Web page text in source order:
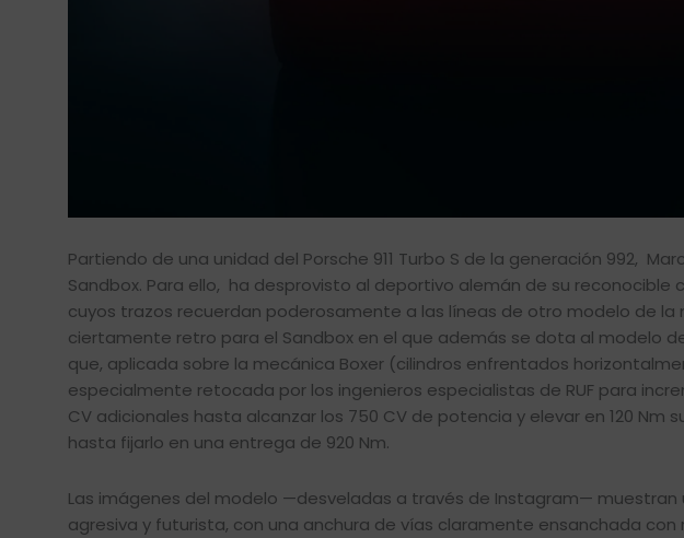
Partiendo de una unidad del Porsche 911 Turbo S de la generación 992,
Sandbox. Para ello, ha desprovisto al deportivo alemán de su reconocible
cuyos trazos recuerdan poderosamente a las líneas de otro modelo de la
ciertamente retro para el Sandbox en el que además se dota al modelo
que, aplicada sobre la mecánica Boxer (cilindros enfrentados
especialmente retocada por los ingenieros especialistas de RUF para
CV adicionales hasta alcanzar los 750 CV de potencia y elevar en 120 Nm
hasta fijarlo en una entrega de 920 Nm.
Las imágenes del modelo —desveladas a través de Instagram—
agresiva y futurista, con una anchura de vías claramente ensanchada